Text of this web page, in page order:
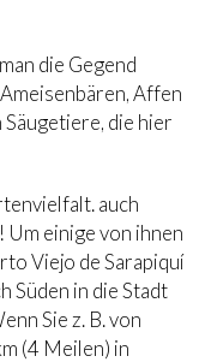
die Gegend
Affen
die hier
auch
Um einige von ihnen
Viejo de Sarapiquí
Süden in die Stadt
Sie z. B. von
(4 Meilen) in